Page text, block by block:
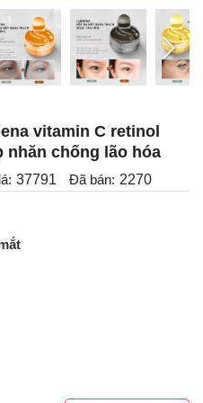
vitamin C retinol
nhăn chống lão hóa
37791 Đã bán: 2270